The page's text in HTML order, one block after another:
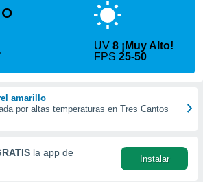
UV8 ¡Muy Alto!
FPS25-50
amarillo
por altas temperaturas en Tres Cantos
la app de
Instalar